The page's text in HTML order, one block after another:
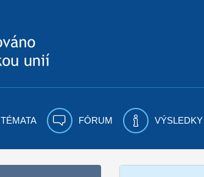
TÉMATA FÓRUM VÝSLEDKY